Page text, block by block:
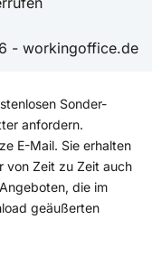
- workingoffice.de
Sonder-
anfordern.
E-Mail. Sie erhalten
von Zeit zu Zeit auch
die im
geäußerten